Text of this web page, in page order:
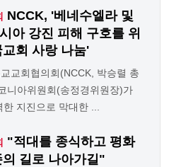
NCCK, '베네수엘라 및
아 강진 피해 구호를 위
교회 사랑 나눔'
교회협의회(NCCK, 박승렬 총
니아위원회(송정경위원장)가
지진으로 막대한 ...
"적대를 종식하고 평화
의 길로 나아가길"